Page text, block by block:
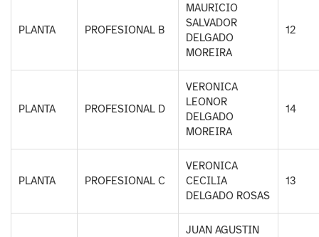
PLANTA PROFESIONAL B
MAURICIO
SALVADOR
DELGADO
MOREIRA
12
PLANTA PROFESIONAL D
VERONICA
LEONOR
DELGADO
MOREIRA
14
PLANTA PROFESIONAL C
VERONICA
CECILIA
DELGADO ROSAS
13
JUAN AGUSTIN